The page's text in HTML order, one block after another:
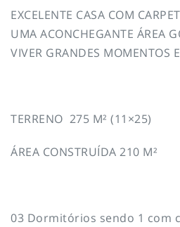
EXCELENTE CASA COM
UMA ACONCHEGANTE ÁREA
VIVER GRANDES MOMENTOS
TERRENO 275 M² (11×25)
ÁREA CONSTRUÍDA 210 M²
03 Dormitórios sendo 1 com